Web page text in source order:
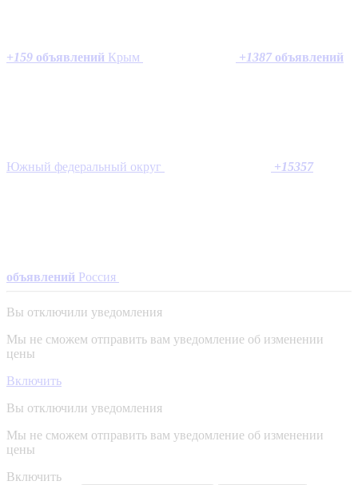
+159 объявлений Крым +1387 объявлений
Южный федеральный округ +15357
объявлений Россия
Вы отключили уведомления
Мы не сможем отправить вам уведомление об изменении
цены
Включить
Вы отключили уведомления
Мы не сможем отправить вам уведомление об изменении
цены
Включить